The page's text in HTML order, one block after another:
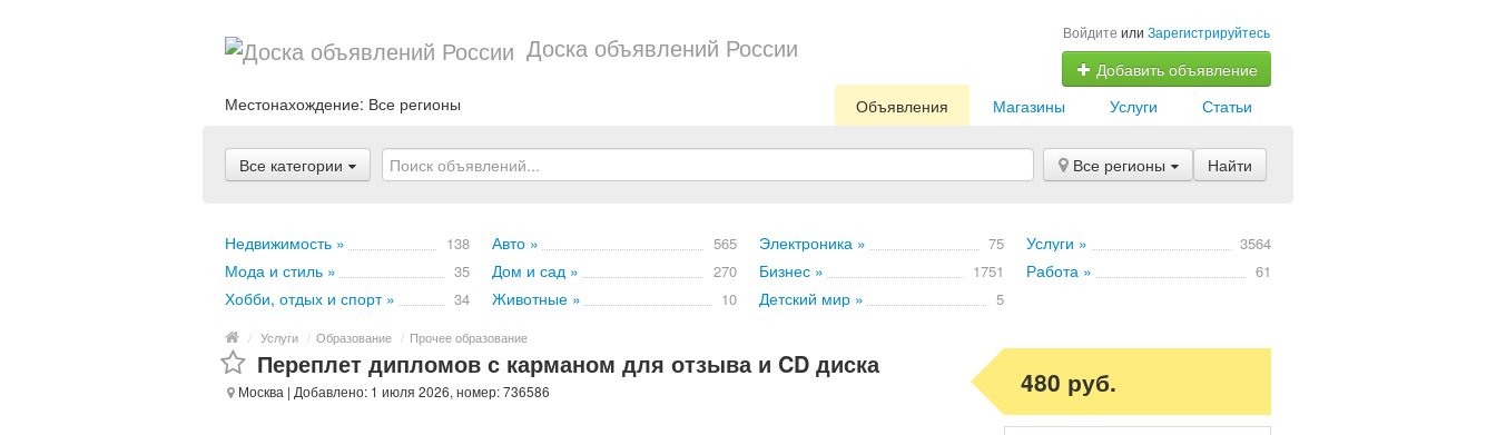
Доска объявлений России Войдите или Зарегистрируйтесь
Добавить объявление
Местонахождение: Все регионы Статьи
Услуги
Магазины
Объявления
Все категории Все регионы Найти
Недвижимость » 138 Авто » 565 Электроника » 75 Услуги » 3564
Мода и стиль » 35 Дом и сад » 270 Бизнес » 1751 Работа » 61
Хобби, отдых и спорт » 34 Животные » 10 Детский мир » 5
/ Услуги / Образование / Прочее образование
Переплет дипломов с карманом для отзыва и CD диска
Москва | Добавлено: 1 июля 2026, номер: 736586 480 руб.